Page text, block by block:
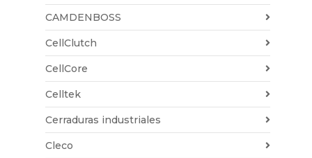
CAMDENBOSS
CellClutch
CellCore
Celltek
Cerraduras industriales
Cleco